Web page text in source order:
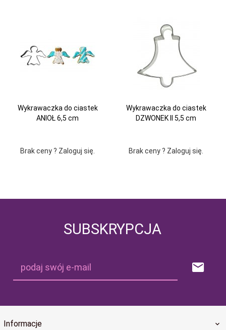
Wykrawaczka do ciastek
ANIOŁ 6,5 cm
Brak ceny ? Zaloguj się.
Wykrawaczka do ciastek
DZWONEK II 5,5 cm
Brak ceny ? Zaloguj się.
SUBSKRYPCJA
podaj swój e-mail
Informacje